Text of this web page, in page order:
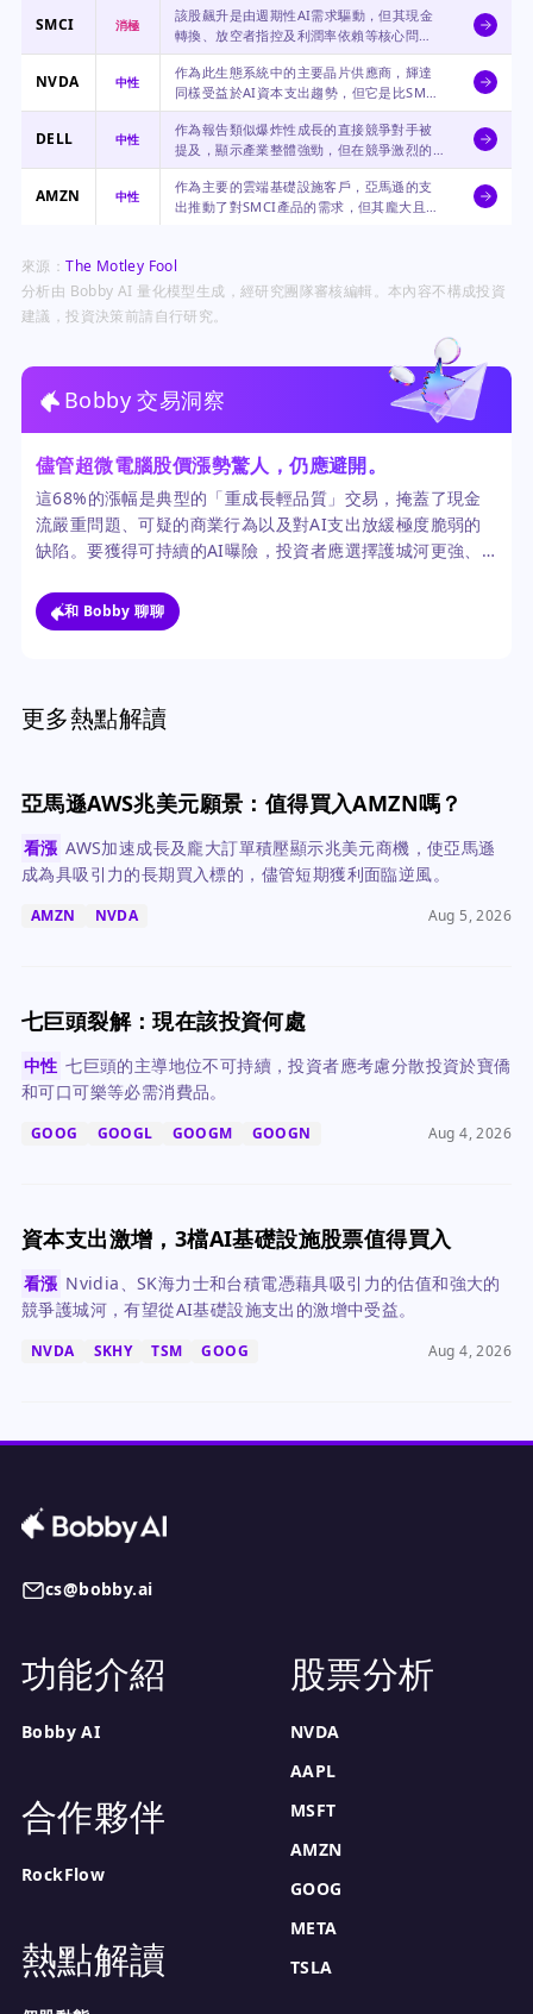
SMCI 消極
該股飆升是由週期性AI需求驅動，但其現金
轉換、放空者指控及利潤率依賴等核心問
題，使其基本面薄弱且風險高。
NVDA 中性
作為此生態系統中的主要晶片供應商，輝達
同樣受益於AI資本支出趨勢，但它是比SMCI
更具主導地位且財務狀況更穩健的企業。
DELL 中性
作為報告類似爆炸性成長的直接競爭對手被
提及，顯示產業整體強勁，但在競爭激烈的
硬體領域同樣面臨利潤壓力。
AMZN 中性
作為主要的雲端基礎設施客戶，亞馬遜的支
出推動了對SMCI產品的需求，但其龐大且多
來源：The Motley Fool
分析由 Bobby AI 量化模型生成，經研究團隊審核編輯。本內容不構成投資
建議，投資決策前請自行研究。
Bobby 交易洞察
儘管超微電腦股價漲勢驚人，仍應避開。
這68%的漲幅是典型的「重成長輕品質」交易，掩蓋了現金
流嚴重問題、可疑的商業行為以及對AI支出放緩極度脆弱的
缺陷。要獲得可持續的AI曝險，投資者應選擇護城河更強、
和 Bobby 聊聊
更多熱點解讀
亞馬遜AWS兆美元願景：值得買入AMZN嗎？
看漲 AWS加速成長及龐大訂單積壓顯示兆美元商機，使亞馬遜
成為具吸引力的長期買入標的，儘管短期獲利面臨逆風。
AMZN NVDA Aug 5, 2026
七巨頭裂解：現在該投資何處
中性 七巨頭的主導地位不可持續，投資者應考慮分散投資於寶僑
和可口可樂等必需消費品。
GOOG GOOGL GOOGM GOOGN Aug 4, 2026
資本支出激增，3檔AI基礎設施股票值得買入
看漲 Nvidia、SK海力士和台積電憑藉具吸引力的估值和強大的
競爭護城河，有望從AI基礎設施支出的激增中受益。
NVDA SKHY TSM GOOG Aug 4, 2026
cs@bobby.ai
功能介紹
Bobby AI
合作夥伴
RockFlow
熱點解讀
股票分析
NVDA
AAPL
MSFT
AMZN
GOOG
META
TSLA